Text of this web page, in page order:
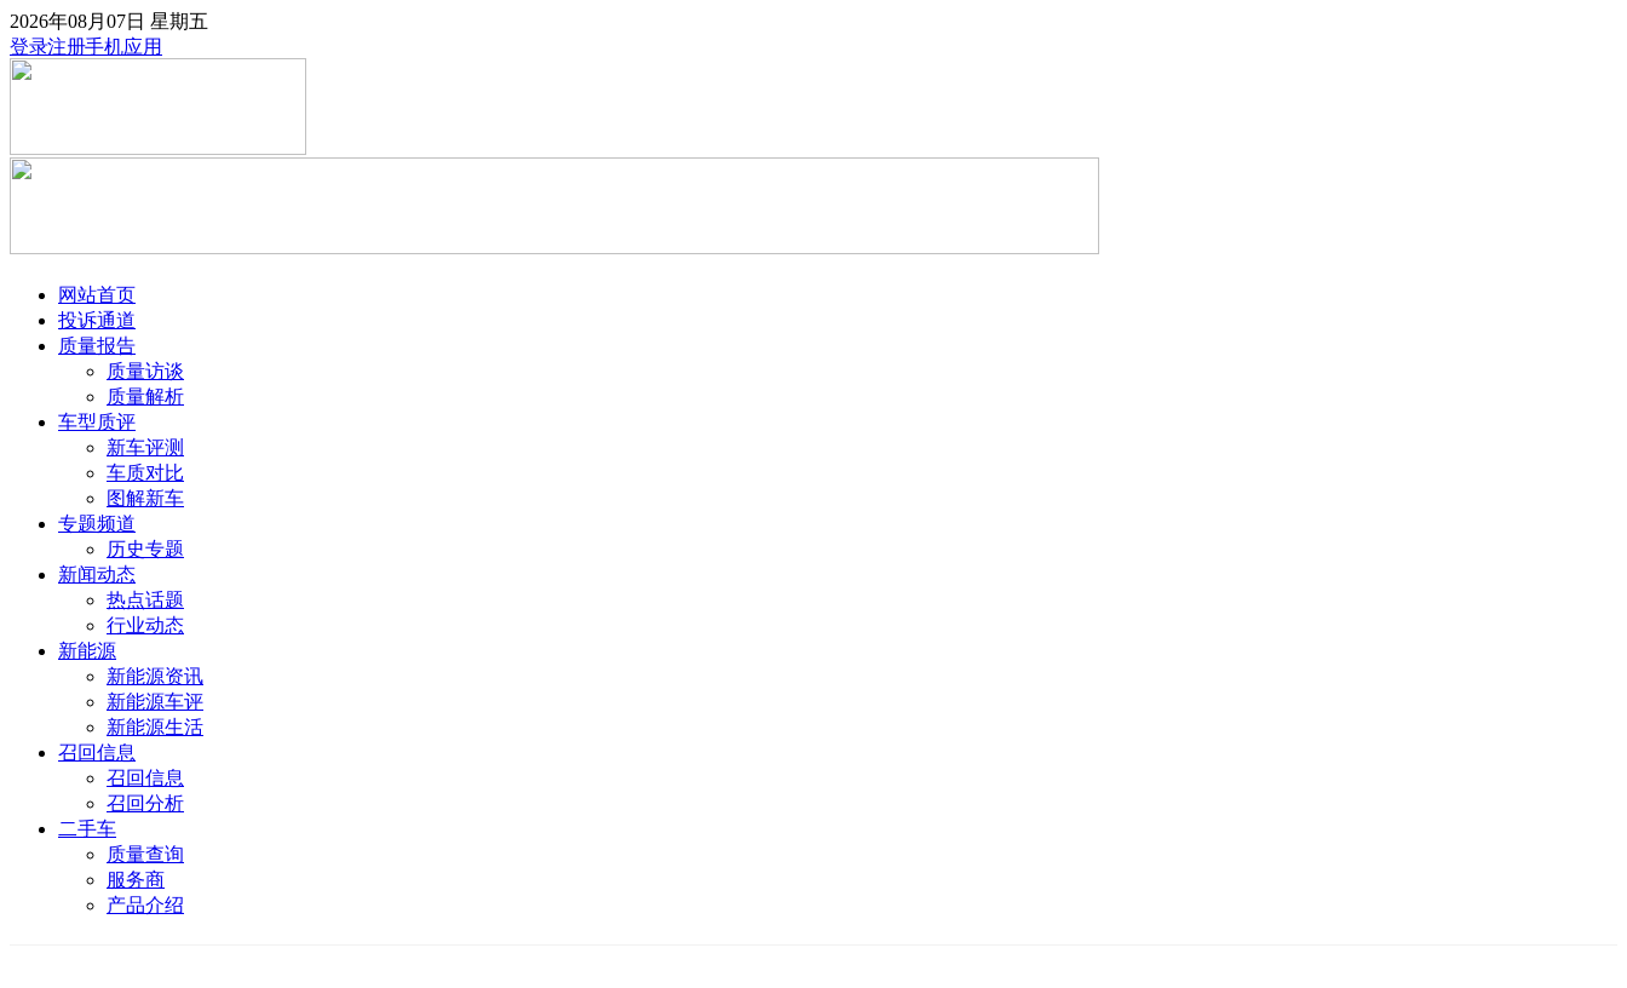
2026年08月07日 星期五
登录注册手机应用
网站首页
投诉通道
质量报告
质量访谈
质量解析
车型质评
新车评测
车质对比
图解新车
专题频道
历史专题
新闻动态
热点话题
行业动态
新能源
新能源资讯
新能源车评
新能源生活
召回信息
召回信息
召回分析
二手车
质量查询
服务商
产品介绍